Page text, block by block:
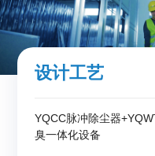
设计工艺
YQCC脉冲除尘器
臭一体化设备